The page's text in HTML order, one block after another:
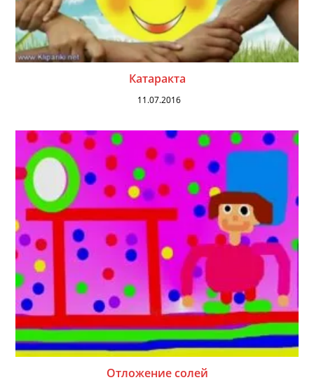
Катаракта
11.07.2016
Отложение солей